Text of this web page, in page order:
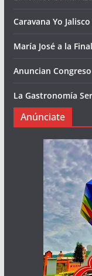
Caravana Yo
María José a la
Anuncian
La Gastronomía
Anúnciate